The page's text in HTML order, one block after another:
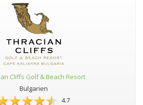
Cliffs Golf & Beach Resort
Bulgarien
4.7